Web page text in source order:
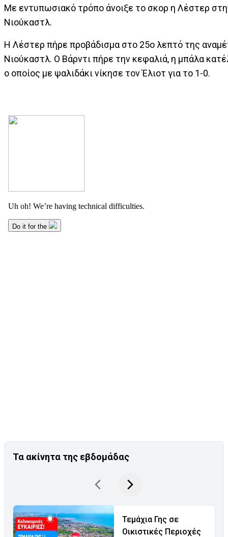
Με εντυπωσιακό τρόπο άνοιξε το σκορ η Λέστερ
Νιούκαστλ.
Η Λέστερ πήρε προβάδισμα στο 25ο λεπτό της
Νιούκαστλ. Ο Βάρντι πήρε την κεφαλιά, η μπάλα
ο οποίος με ψαλιδάκι νίκησε τον Έλιοτ για το 1-0.
Τα ακίνητα της εβδομάδας
Τεμάχια Γης σε
Οικιστικές Περιοχές